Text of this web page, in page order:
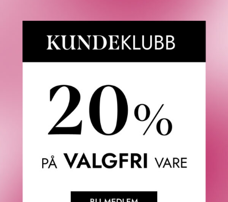
den mest frodige middelhavsvegetasjonen noen gang
sett, som bærer spor etter de store menn og kvinner som
levde her i fortiden.
slyngende dufter og rungende minner, som en havfrues
sang eller melodien som gudinnen Kirke brukte for å
tiltrekke sine ofre, som vi lærte om i Odysseen av
Odyssevs. Vi har også blitt trollbundet av disse
persuasive duftene, så mye at vi har fanget dem i en
sansenes skjønnhet.
inspirerte den. Den kjennetegnes av en frodig bukett av